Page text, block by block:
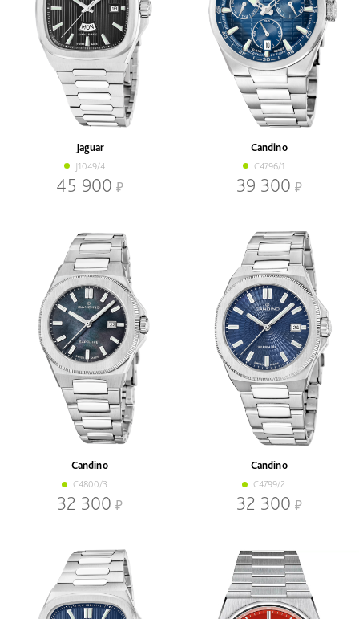
Jaguar
J1049/4
45 900
Candino
C4796/1
39 300
Candino
C4800/3
32 300
Candino
C4799/2
32 300